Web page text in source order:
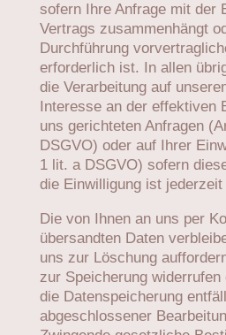
sofern Ihre Anfrage mit der
Vertrags zusammenhängt
Durchführung
erforderlich ist. In allen
die Verarbeitung auf
Interesse an der effektiven
uns gerichteten Anfragen
DSGVO) oder auf Ihrer
1 lit. a DSGVO) sofern
die Einwilligung ist jederzeit
Die von Ihnen an uns per
übersandten Daten
uns zur Löschung
zur Speicherung
die Datenspeicherung
abgeschlossener